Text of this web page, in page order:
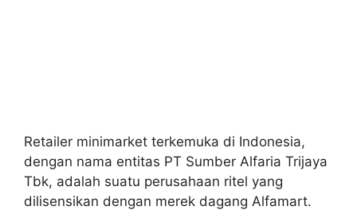
Retailer minimarket terkemuka di Indonesia,
dengan nama entitas PT Sumber Alfaria Trijaya
Tbk, adalah suatu perusahaan ritel yang
dilisensikan dengan merek dagang Alfamart.